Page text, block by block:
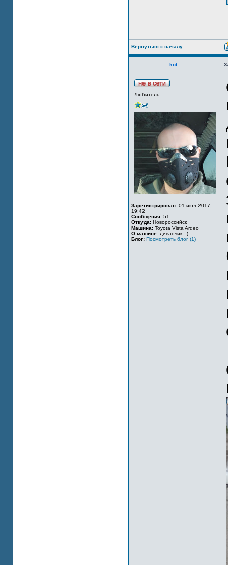
Вернуться к началу
kot_
Любитель
Зарегистрирован: 01 июл 2017,
19:42
Сообщения: 51
Откуда: Новороссийск
Машина: Toyota Vista Ardeo
О машине: диванчик =)
Блог: Посмотреть блог (1)